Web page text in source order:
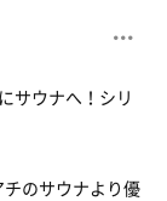
サウナへ！シリ
のサウナより優